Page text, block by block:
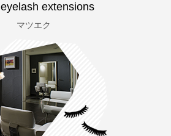
eyelash extensions
マツエク